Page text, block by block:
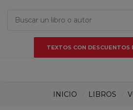
TEXTOS CON DESCUENTOS
INICIO LIBROS